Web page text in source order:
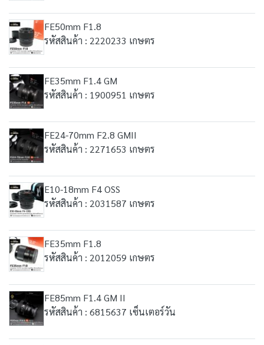
FE50mm F1.8
รหัสสินค้า : 2220233 เกษตร
FE35mm F1.4 GM
รหัสสินค้า : 1900951 เกษตร
FE24-70mm F2.8 GMII
รหัสสินค้า : 2271653 เกษตร
E10-18mm F4 OSS
รหัสสินค้า : 2031587 เกษตร
FE35mm F1.8
รหัสสินค้า : 2012059 เกษตร
FE85mm F1.4 GM II
รหัสสินค้า : 6815637 เซ็นเตอร์วัน